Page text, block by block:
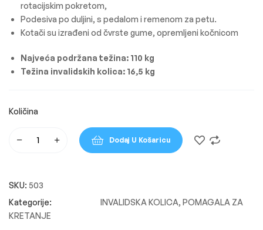
rotacijskim pokretom,
Podesiva po duljini, s pedalom i remenom za petu.
Kotači su izrađeni od čvrste gume, opremljeni kočnicom
Najveća podržana težina: 110 kg
Težina invalidskih kolica: 16,5 kg
Dodaj U Košaricu
SKU: 503
INVALIDSKA KOLICA, POMAGALA ZA
KRETANJE